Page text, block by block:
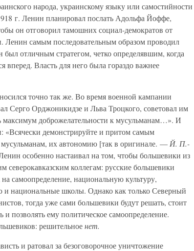
народа, украинскому языку или самостийности
г. Ленин планировал послать Адольфа Йоффе,
он отговорил тамошних социал-демократов от
Ленин самым последовательным образом проводил
отличным стратегом, четко определявшим, когда
вперед. Власть для него была гораздо важнее
точно так же. Во время военной кампании
Серго Орджоникидзе и Льва Троцкого, советовал им
максимум доброжелательности к мусульманам…». И
«Всячески демонстрируйте и притом самым
их автономию [так в оригинале. — Й. П.-
особенно настаивал на том, чтобы большевики из
северокавказским коллегам: русские большевики
самоопределение, национальную культуру,
и национальные школы. Однако как только Северный
тогда уже сами большевики будут решать, стоит
и позволять ему политическое самоопределение.
решительноенет.
и ратовал за безоговорочное уничтожение